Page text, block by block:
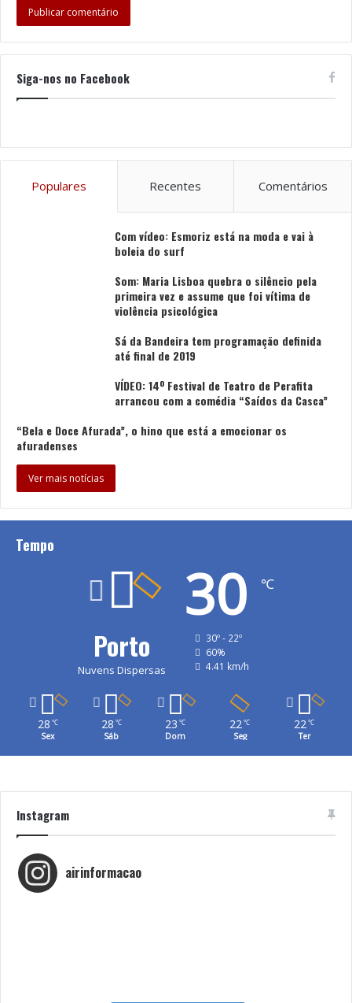
Siga-nos no Facebook
Populares Recentes Comentários
Com vídeo: Esmoriz está na moda e vai à
boleia do surf
Som: Maria Lisboa quebra o silêncio pela
primeira vez e assume que foi vítima de
violência psicológica
Sá da Bandeira tem programação definida
até final de 2019
VÍDEO: 14º Festival de Teatro de Perafita
arrancou com a comédia “Saídos da Casca”
“Bela e Doce Afurada”, o hino que está a emocionar os
afuradenses
Ver mais notícias
Tempo
Porto
Nuvens Dispersas
30 ℃
30º - 22º
60%
4.41 km/h
28 ℃
Sex
28 ℃
Sáb
23 ℃
Dom
22℃
Seg
22℃
Ter
Instagram
airinformacao